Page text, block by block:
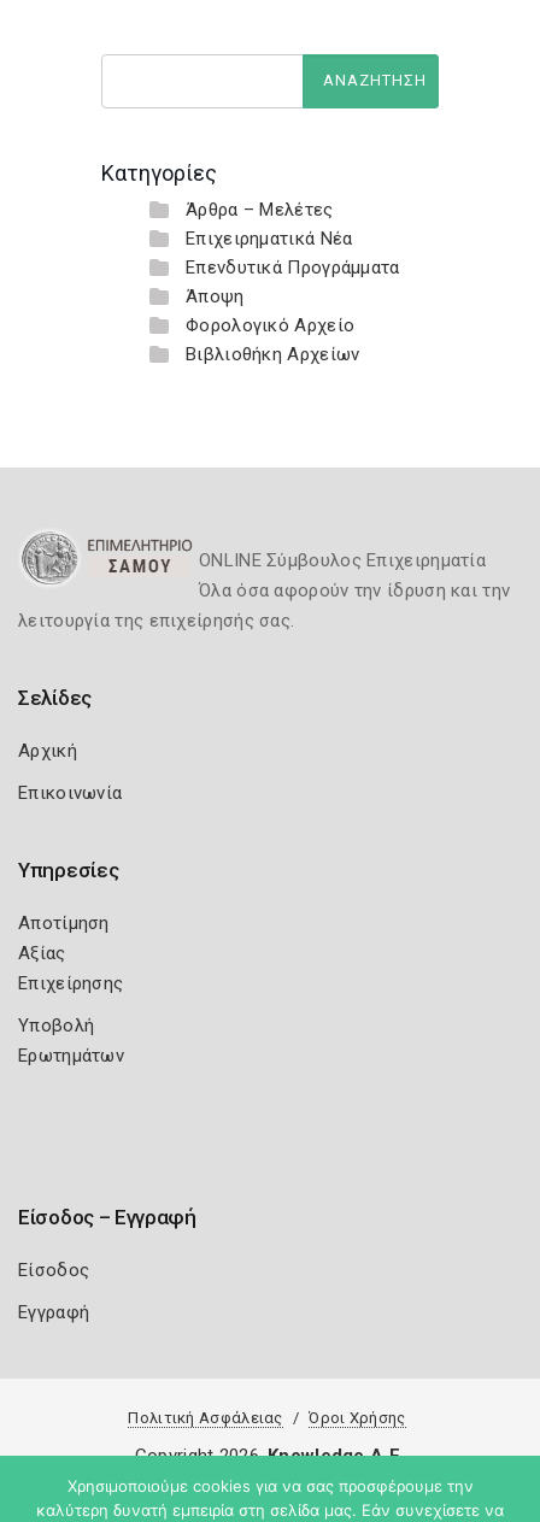
Κατηγορίες
Άρθρα – Μελέτες
Επιχειρηματικά Νέα
Επενδυτικά Προγράμματα
Άποψη
Φορολογικό Αρχείο
Βιβλιοθήκη Αρχείων
ONLINE Σύμβουλος Επιχειρηματία
Όλα όσα αφορούν την ίδρυση και την
λειτουργία της επιχείρησής σας.
Σελίδες
Αρχική
Επικοινωνία
Υπηρεσίες
Αποτίμηση
Αξίας
Επιχείρησης
Υποβολή
Ερωτημάτων
Είσοδος – Εγγραφή
Είσοδος
Εγγραφή
Πολιτική Ασφάλειας Όροι Χρήσης
Copyright 2026 Knowledge A.E.
Χρησιμοποιούμε cookies για να σας προσφέρουμε την
καλύτερη δυνατή εμπειρία στη σελίδα μας. Εάν συνεχίσετε να